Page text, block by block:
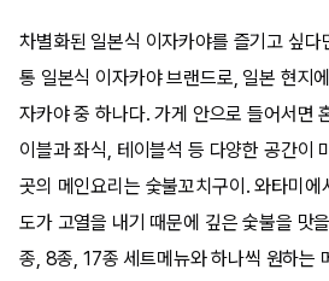
차별화된 일본식 이자카야를 즐기고 싶다
통 일본식 이자카야 브랜드로, 일본 현지
자카야 중 하나다. 가게 안으로 들어서면
이블과 좌식, 테이블석 등 다양한 공간이
곳의 메인요리는 숯불꼬치구이. 와타미
도가 고열을 내기 때문에 깊은 숯불을 맛
종, 8종, 17종 세트메뉴와 하나씩 원하는